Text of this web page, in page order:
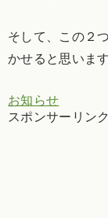
そして、この２
かせると思います
お知らせ
スポンサーリンク